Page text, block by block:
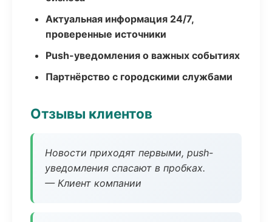
Актуальная информация 24/7,
проверенные источники
Push-уведомления о важных событиях
Партнёрство с городскими службами
Отзывы клиентов
Новости приходят первыми, push-
уведомления спасают в пробках.
— Клиент компании